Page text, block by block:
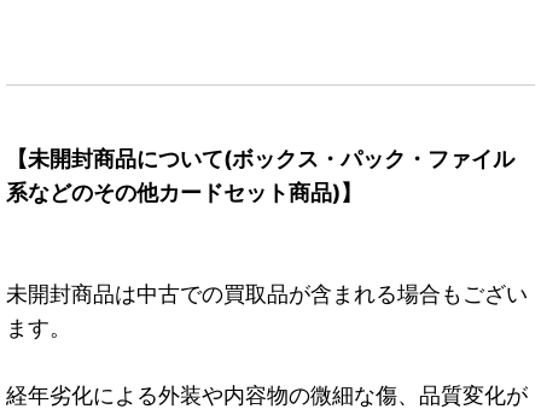
【未開封商品について(ボックス・パック・ファイル
系などのその他カードセット商品)】
未開封商品は中古での買取品が含まれる場合もござい
ます。
経年劣化による外装や内容物の微細な傷、品質変化が